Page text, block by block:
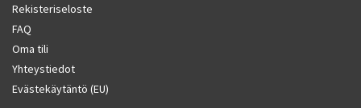
Rekisteriseloste
FAQ
Oma tili
Yhteystiedot
Evästekäytäntö (EU)